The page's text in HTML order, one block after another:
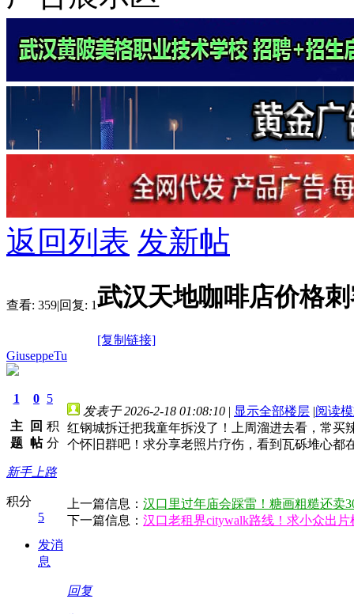
返回列表 发新帖
查看: 359|回复: 1武汉天地咖啡店价格
[复制链接]
GiuseppeTu
1
主
题
0
回
帖
5
积
分
新手上路
积分
5
发消
息
发表于 2026-2-18 01:08:10 | 显示全部楼层 |阅读
红钢城拆迁把我童年拆没了！上周溜进去看，常买
个怀旧群吧！求分享老照片疗伤，看到瓦砾堆心都
上一篇信息： 汉口里过年庙会踩雷！糖画粗糙还卖
下一篇信息： 汉口老租界citywalk路线！求小众出片
回复